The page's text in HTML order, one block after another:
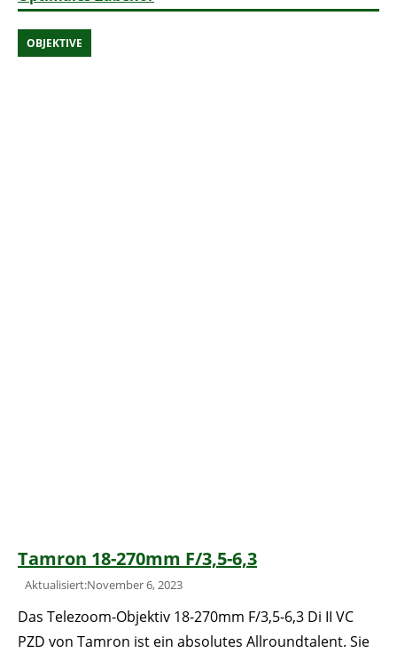
Tamron 18-270mm F/3,5-6,3
OBJEKTIVE
Aktualisiert:November 6, 2023
Das Telezoom-Objektiv 18-270mm F/3,5-6,3 Di II VC
PZD von Tamron ist ein absolutes Allroundtalent. Sie